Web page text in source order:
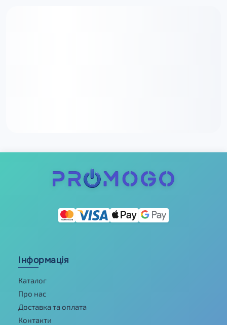
Інформація
Каталог
Про нас
Доставка та оплата
Контакти